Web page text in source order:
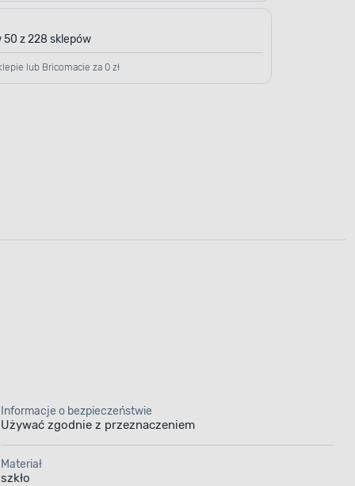
50 z 228 sklepów
lub Bricomacie za 0 zł
Informacje o bezpieczeństwie
Używać zgodnie z przeznaczeniem
Materiał
szkło